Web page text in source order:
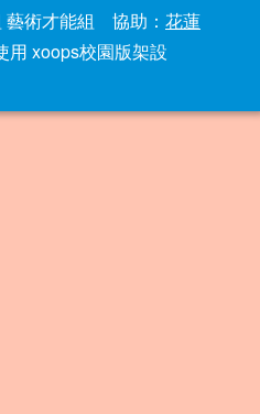
藝術才能組 協助： 花蓮
xoops校園版架設